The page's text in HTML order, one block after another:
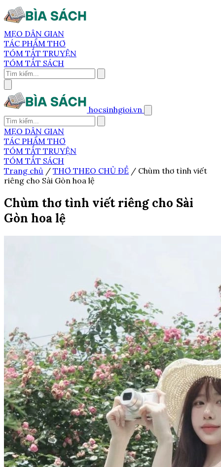
MẸO DÂN GIAN
TÁC PHẨM THƠ
TÓM TẮT TRUYỆN
TÓM TẮT SÁCH
hocsinhgioi.vn
MẸO DÂN GIAN
TÁC PHẨM THƠ
TÓM TẮT TRUYỆN
TÓM TẮT SÁCH
Trang chủ / THƠ THEO CHỦ ĐỀ / Chùm thơ tình viết
riêng cho Sài Gòn hoa lệ
Chùm thơ tình viết riêng cho Sài
Gòn hoa lệ